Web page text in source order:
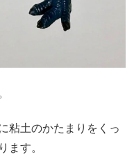
粘土のかたまりをくっ
ます。